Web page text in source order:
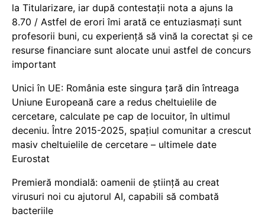
la Titularizare, iar după contestații nota a ajuns la
8.70 / Astfel de erori îmi arată ce entuziasmați sunt
profesorii buni, cu experiență să vină la corectat și ce
resurse financiare sunt alocate unui astfel de concurs
important
Unici în UE: România este singura țară din întreaga
Uniune Europeană care a redus cheltuielile de
cercetare, calculate pe cap de locuitor, în ultimul
deceniu. Între 2015-2025, spațiul comunitar a crescut
masiv cheltuielile de cercetare – ultimele date
Eurostat
Premieră mondială: oamenii de știință au creat
virusuri noi cu ajutorul AI, capabili să combată
bacteriile